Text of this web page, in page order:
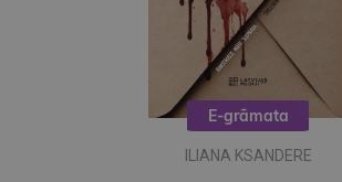
E-grāmata
ILIANA KSANDERE